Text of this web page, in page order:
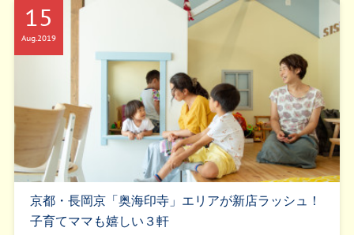
京都・長岡京「奥海印寺」エリアが新店ラッシュ！
子育てママも嬉しい３軒
15
Aug 2019